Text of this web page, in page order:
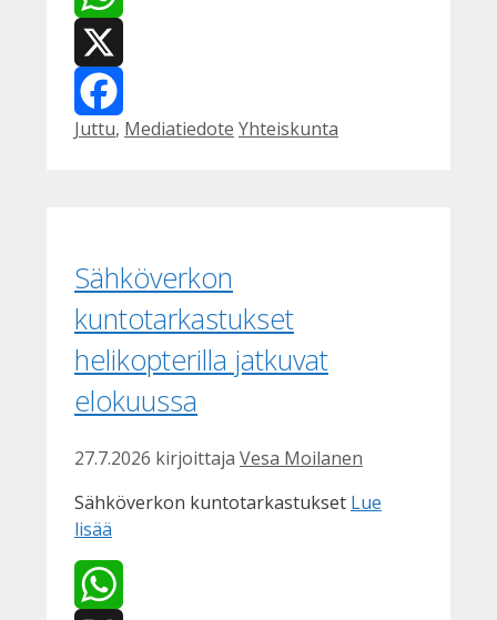
WhatsApp
X
Facebook
Kategoriat
Juttu, Mediatiedote Avainsanat
Yhteiskunta
Sähköverkon
kuntotarkastukset
helikopterilla jatkuvat
elokuussa
27.7.2026 kirjoittaja Vesa Moilanen
Sähköverkon kuntotarkastukset Lue
lisää